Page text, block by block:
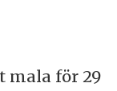
mala för 29